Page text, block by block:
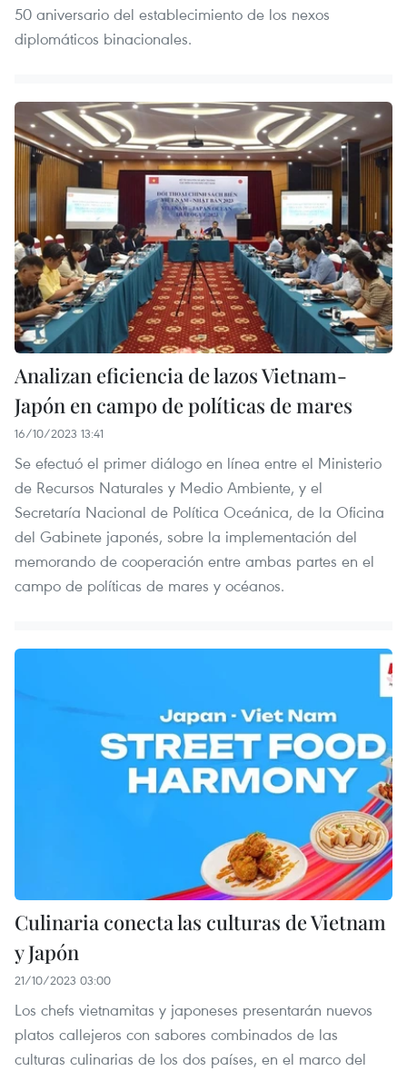
50 aniversario del establecimiento de los nexos
diplomáticos binacionales.
Analizan eficiencia de lazos Vietnam-
Japón en campo de políticas de mares
16/10/2023 13:41
Se efectuó el primer diálogo en línea entre el Ministerio
de Recursos Naturales y Medio Ambiente, y el
Secretaría Nacional de Política Oceánica, de la Oficina
del Gabinete japonés, sobre la implementación del
memorando de cooperación entre ambas partes en el
campo de políticas de mares y océanos.
Culinaria conecta las culturas de Vietnam
y Japón
21/10/2023 03:00
Los chefs vietnamitas y japoneses presentarán nuevos
platos callejeros con sabores combinados de las
culturas culinarias de los dos países, en el marco del